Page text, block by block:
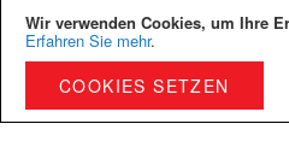
Wir verwenden Cookies, um Ihre
Erfahren Sie mehr.
COOKIES SETZEN
Versandkosten und Lieferung
Privacy Policy